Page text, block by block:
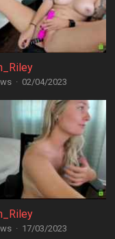
· 02/04/2023
· 17/03/2023